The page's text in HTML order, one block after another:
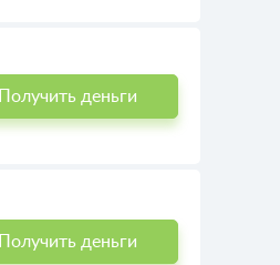
Получить деньги
Получить деньги